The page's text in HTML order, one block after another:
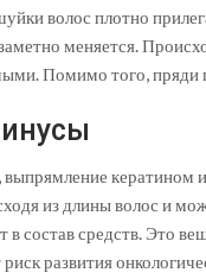
волос плотно
меняется.
Помимо того, пряди
выпрямление
из длины волос и
состав средств. Это
развития